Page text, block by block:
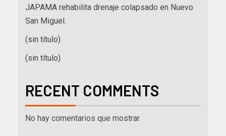
JAPAMA rehabilita drenaje colapsado en Nuevo
San Miguel.
(sin título)
(sin título)
RECENT COMMENTS
No hay comentarios que mostrar.